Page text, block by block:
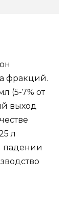
фракций.
(5-7% от
выход
л
падении